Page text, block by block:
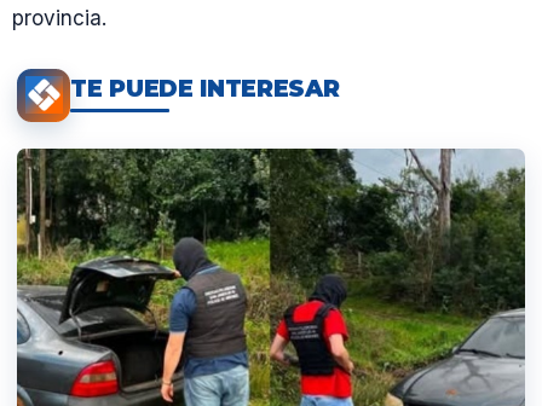
provincia.
TE PUEDE INTERESAR